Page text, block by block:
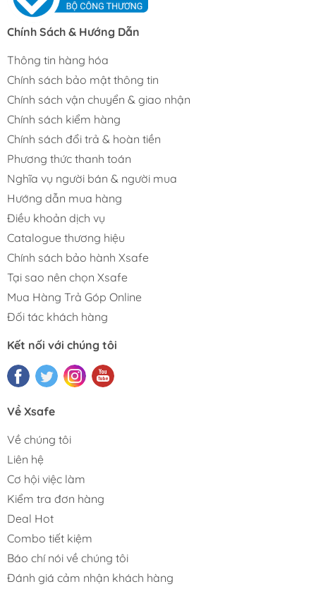
Chính Sách & Hướng Dẫn
Thông tin hàng hóa
Chính sách bảo mật thông tin
Chính sách vận chuyển & giao nhận
Chính sách kiểm hàng
Chính sách đổi trả & hoàn tiền
Phương thức thanh toán
Nghĩa vụ người bán & người mua
Hướng dẫn mua hàng
Điều khoản dịch vụ
Catalogue thương hiệu
Chính sách bảo hành Xsafe
Tại sao nên chọn Xsafe
Mua Hàng Trả Góp Online
Đối tác khách hàng
Kết nối với chúng tôi
Về Xsafe
Về chúng tôi
Liên hệ
Cơ hội việc làm
Kiểm tra đơn hàng
Deal Hot
Combo tiết kiệm
Báo chí nói về chúng tôi
Đánh giá cảm nhận khách hàng